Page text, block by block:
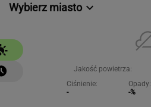
Wybierz miasto
Jakość powietrza:
Ciśnienie:
-
Opady:
-%